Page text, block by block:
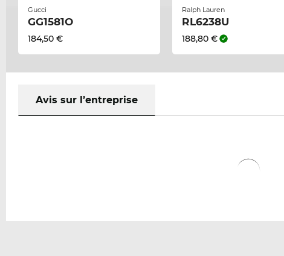
Gucci
GG1581O
184,50 €
Ralph Lauren
RL6238U
188,80 €
Avis sur l’entreprise